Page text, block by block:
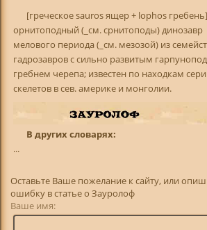
[греческое sauros ящер + lophos
орнитоподный (_см. срнитоподы) динозавр
мелового периода (_см. мезозой) из
гадрозавров с сильно развитым
гребнем черепа; известен по находкам
скелетов в сев. америке и монголии.
В других словарях:
...
Оставьте Ваше пожелание к сайту, или
ошибку в статье о Зауролоф
Ваше имя: